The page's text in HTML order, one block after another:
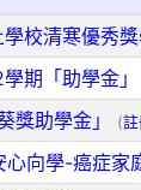
校清寒優秀
期「助學金」
獎助學金」 (
向學-癌症家